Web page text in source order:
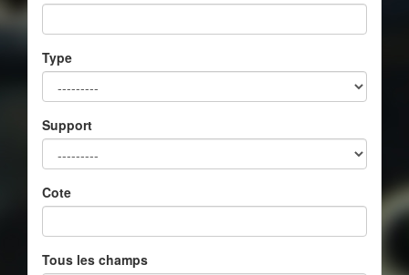
Type
Support
Cote
Tous les champs